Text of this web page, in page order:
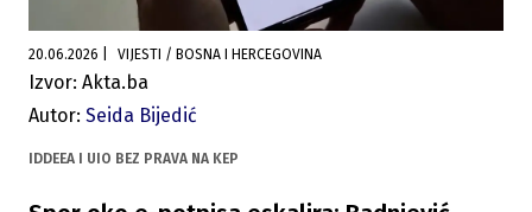
20.06.2026 VIJESTI / BOSNA I HERCEGOVINA
Izvor: Akta.ba
Autor: Seida Bijedić
IDDEEA I UIO BEZ PRAVA NA KEP